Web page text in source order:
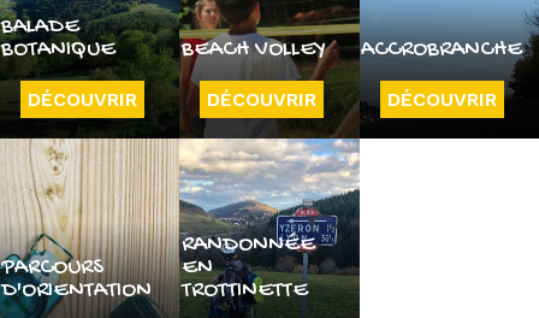
BALADE
BOTANIQUE
DÉCOUVRIR
BEACH VOLLEY
DÉCOUVRIR
ACCROBRANCHE
DÉCOUVRIR
PARCOURS
D'ORIENTATION
RANDONNÉE
EN
TROTTINETTE